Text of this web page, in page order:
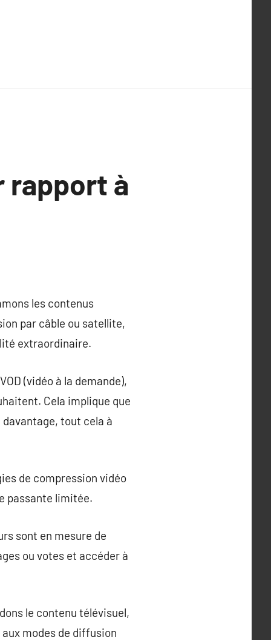
rapport à
les contenus
par câble ou satellite,
extraordinaire.
(vidéo à la demande),
Cela implique que
tout cela à
de compression vidéo
passante limitée.
sont en mesure de
ou votes et accéder à
le contenu télévisuel,
modes de diffusion